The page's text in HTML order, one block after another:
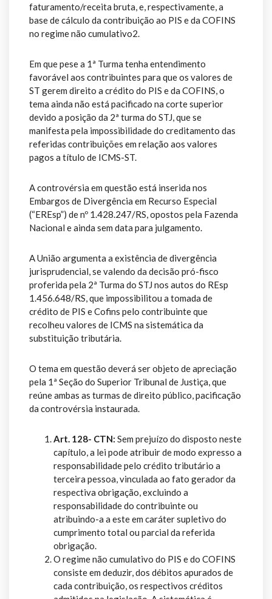
faturamento/receita bruta, e, respectivamente, a
base de cálculo da contribuição ao PIS e da COFINS
no regime não cumulativo2.
Em que pese a 1ª Turma tenha entendimento
favorável aos contribuintes para que os valores de
ST gerem direito a crédito do PIS e da COFINS, o
tema ainda não está pacificado na corte superior
devido a posição da 2ª turma do STJ, que se
manifesta pela impossibilidade do creditamento das
referidas contribuições em relação aos valores
pagos a título de ICMS-ST.
A controvérsia em questão está inserida nos
Embargos de Divergência em Recurso Especial
(“EREsp”) de nº 1.428.247/RS, opostos pela Fazenda
Nacional e ainda sem data para julgamento.
A União argumenta a existência de divergência
jurisprudencial, se valendo da decisão pró-fisco
proferida pela 2ª Turma do STJ nos autos do REsp
1.456.648/RS, que impossibilitou a tomada de
crédito de PIS e Cofins pelo contribuinte que
recolheu valores de ICMS na sistemática da
substituição tributária.
O tema em questão deverá ser objeto de apreciação
pela 1ª Seção do Superior Tribunal de Justiça, que
reúne ambas as turmas de direito público, pacificação
da controvérsia instaurada.
Art. 128- CTN: Sem prejuízo do disposto neste
capítulo, a lei pode atribuir de modo expresso a
responsabilidade pelo crédito tributário a
terceira pessoa, vinculada ao fato gerador da
respectiva obrigação, excluindo a
responsabilidade do contribuinte ou
atribuindo-a a este em caráter supletivo do
cumprimento total ou parcial da referida
obrigação.
O regime não cumulativo do PIS e do COFINS
consiste em deduzir, dos débitos apurados de
cada contribuição, os respectivos créditos